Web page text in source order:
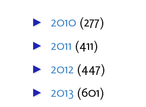
► 2010 (277)
► 2011 (411)
► 2012 (447)
► 2013 (601)